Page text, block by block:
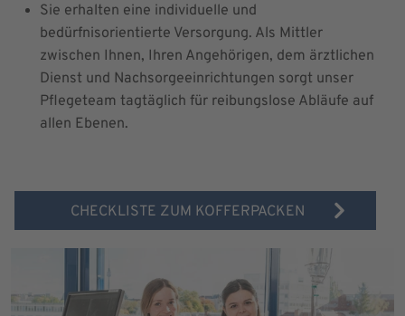
Sie erhalten eine individuelle und
bedürfnisorientierte Versorgung. Als Mittler
zwischen Ihnen, Ihren Angehörigen, dem ärztlichen
Dienst und Nachsorgeeinrichtungen sorgt unser
Pflegeteam tagtäglich für reibungslose Abläufe auf
allen Ebenen.
CHECKLISTE ZUM KOFFERPACKEN